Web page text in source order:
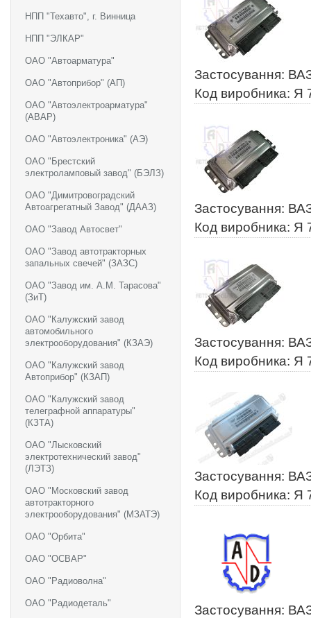
НПП "Техавто", г. Винница
НПП "ЭЛКАР"
ОАО "Автоарматура"
ОАО "Автоприбор" (АП)
ОАО "Автоэлектроарматура"
(АВАР)
ОАО "Автоэлектроника" (АЭ)
ОАО "Брестский
электроламповый завод" (БЭЛЗ)
ОАО "Димитровоградский
Автоагрегатный Завод" (ДААЗ)
ОАО "Завод Автосвет"
ОАО "Завод автотракторных
запальных свечей" (ЗАЗС)
ОАО "Завод им. А.М. Тарасова"
(ЗиТ)
ОАО "Калужский завод
автомобильного
электрооборудования" (КЗАЭ)
ОАО "Калужский завод
Автоприбор" (КЗАП)
ОАО "Калужский завод
телеграфной аппаратуры"
(КЗТА)
ОАО "Лысковский
электротехнический завод"
(ЛЭТЗ)
ОАО "Московский завод
автотракторного
электрооборудования" (МЗАТЭ)
ОАО "Орбита"
ОАО "ОСВАР"
ОАО "Радиоволна"
ОАО "Радиодеталь"
Застосування:
Код виробника: Я
Застосування:
Код виробника: Я
Застосування:
Код виробника: Я
Застосування:
Код виробника: Я
Застосування: